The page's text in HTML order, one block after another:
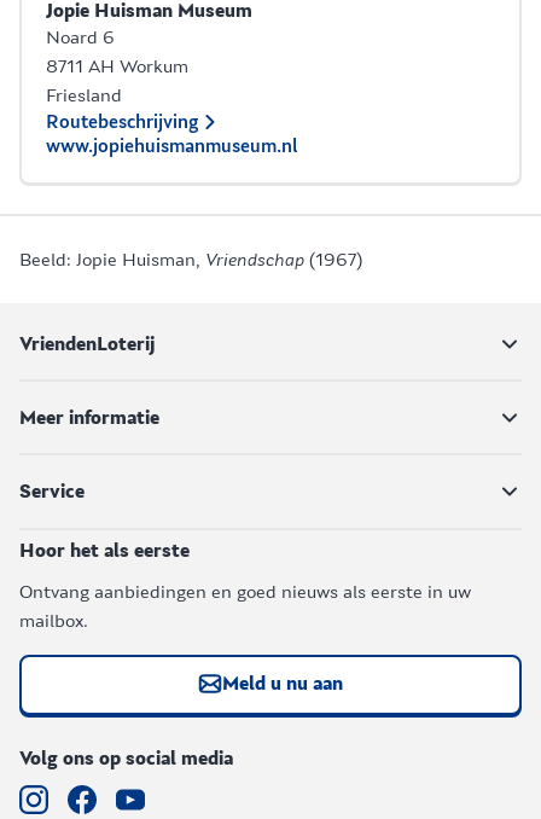
Jopie Huisman Museum
Noard 6
8711 AH Workum
Friesland
Routebeschrijving
www.jopiehuismanmuseum.nl
Beeld: Jopie Huisman, Vriendschap (1967)
VriendenLoterij
Meer informatie
Service
Hoor het als eerste
Ontvang aanbiedingen en goed nieuws als eerste in uw
mailbox.
Meld u nu aan
Volg ons op social media